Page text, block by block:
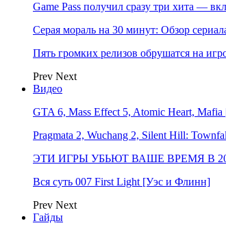
Game Pass получил сразу три хита —
Серая мораль на 30 минут: Обзор
Пять громких релизов обрушатся на
Prev Next
Видео
GTA 6, Mass Effect 5, Atomic Heart,
Pragmata 2, Wuchang 2, Silent Hill:
ЭТИ ИГРЫ УБЬЮТ ВАШЕ ВРЕМЯ В
Вся суть 007 First Light [Уэс и Флинн]
Prev Next
Гайды